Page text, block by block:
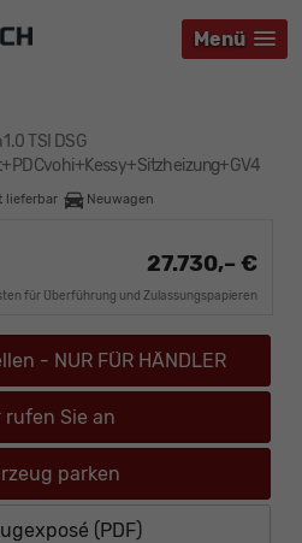
Menü
Menü
Menü
TSI DSG
lieferbar Neuwagen
27.730,– €
für Überführung und Zulassungspapieren
- NUR FÜR HÄNDLER
rufen Sie an
parken
(PDF)